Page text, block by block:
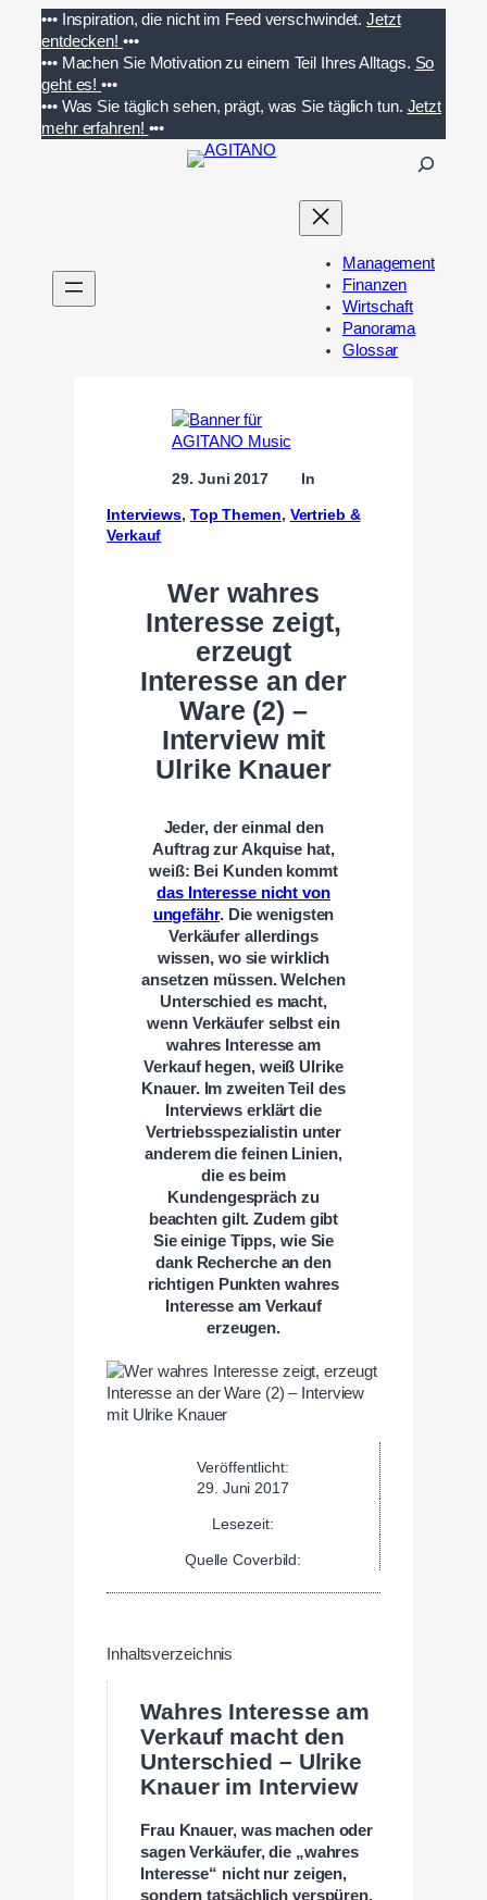
Inhalt
springen
••• Inspiration, die nicht im Feed verschwindet. Jetzt
entdecken! •••
••• Machen Sie Motivation zu einem Teil Ihres Alltags. So
geht es!•••
••• Was Sie täglich sehen, prägt, was Sie täglich tun. Jetzt
mehr erfahren! •••
n
Management
Finanzen
Wirtschaft
Panorama
Glossar
29. Juni 2017 In
Interviews, Top Themen, Vertrieb &
Verkauf
Wer wahres
Interesse zeigt,
erzeugt
Interesse an der
Ware (2) –
Interview mit
Ulrike Knauer
Jeder, der einmal den
Auftrag zur Akquise hat,
weiß: Bei Kunden kommt
das Interesse nicht von
ungefähr. Die wenigsten
Verkäufer allerdings
wissen, wo sie wirklich
ansetzen müssen. Welchen
Unterschied es macht,
wenn Verkäufer selbst ein
wahres Interesse am
Verkauf hegen, weiß Ulrike
Knauer. Im zweiten Teil des
Interviews erklärt die
Vertriebsspezialistin unter
anderem die feinen Linien,
die es beim
Kundengespräch zu
beachten gilt. Zudem gibt
Sie einige Tipps, wie Sie
dank Recherche an den
richtigen Punkten wahres
Interesse am Verkauf
erzeugen.
Veröffentlicht:
29. Juni 2017
Lesezeit:
Quelle Coverbild:
Inhaltsverzeichnis
Wahres Interesse am
Verkauf macht den
Unterschied – Ulrike
Knauer im Interview
Frau Knauer, was machen oder
sagen Verkäufer, die „wahres
Interesse“ nicht nur zeigen,
sondern tatsächlich verspüren,